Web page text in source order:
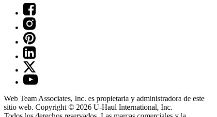
Web Team Associates, Inc. es propietaria y administradora de este
sitio web. Copyright © 2026 U-Haul International, Inc.